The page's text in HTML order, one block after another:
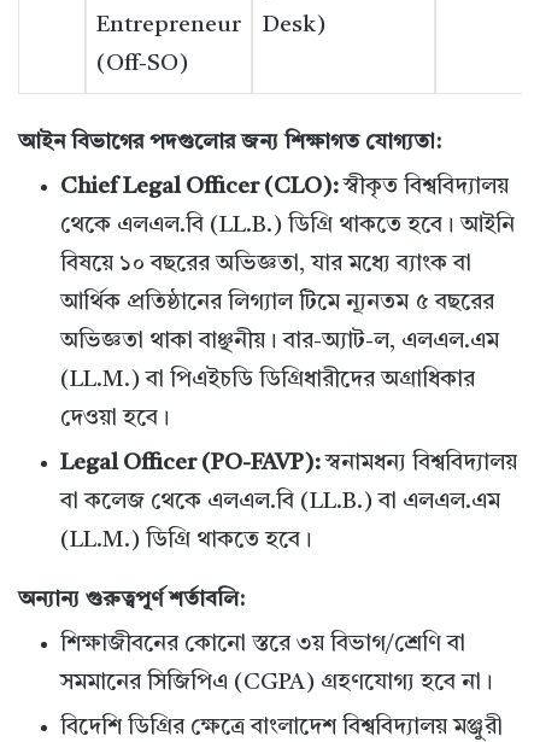
Entrepreneur
(Off-SO)
Desk)
আইন বিভাগের পদগুলোর জন্য শিক্ষাগত যোগ্যতা:
Chief Legal Officer (CLO): স্বীকৃত বিশ্ববিদ্যালয়
থেকে এলএল.বি (LL.B.) ডিগ্রি থাকতে হবে। আইনি
বিষয়ে ১০ বছরের অভিজ্ঞতা, যার মধ্যে ব্যাংক বা
আর্থিক প্রতিষ্ঠানের লিগ্যাল টিমে ন্যূনতম ৫ বছরের
অভিজ্ঞতা থাকা বাঞ্ছনীয়। বার-অ্যাট-ল, এলএল.এম
(LL.M.) বা পিএইচডি ডিগ্রিধারীদের অগ্রাধিকার
দেওয়া হবে।
Legal Officer (PO-FAVP): স্বনামধন্য বিশ্ববিদ্যালয়
বা কলেজ থেকে এলএল.বি (LL.B.) বা এলএল.এম
(LL.M.) ডিগ্রি থাকতে হবে।
অন্যান্য গুরুত্বপূর্ণ শর্তাবলি:
শিক্ষাজীবনের কোনো স্তরে ৩য় বিভাগ/শ্রেণি বা
সমমানের সিজিপিএ (CGPA) গ্রহণযোগ্য হবে না।
বিদেশি ডিগ্রির ক্ষেত্রে বাংলাদেশ বিশ্ববিদ্যালয় মঞ্জুরী